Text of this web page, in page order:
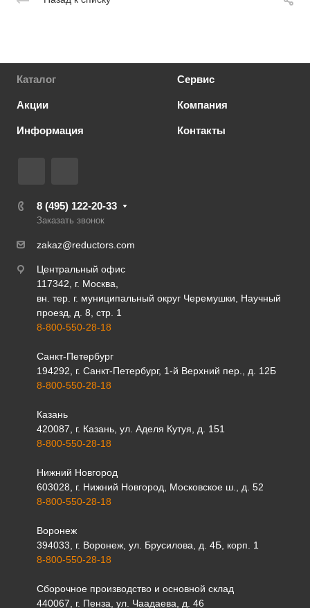
Каталог Сервис
Акции Компания
Информация Контакты
8 (495) 122-20-33
Заказать звонок
zakaz@reductors.com
Центральный офис
117342, г. Москва,
вн. тер. г. муниципальный округ Черемушки, Научный
проезд, д. 8, стр. 1
8-800-550-28-18
Санкт-Петербург
194292, г. Санкт-Петербург, 1-й Верхний пер., д. 12Б
8-800-550-28-18
Казань
420087, г. Казань, ул. Аделя Кутуя, д. 151
8-800-550-28-18
Нижний Новгород
603028, г. Нижний Новгород, Московское ш., д. 52
8-800-550-28-18
Воронеж
394033, г. Воронеж, ул. Брусилова, д. 4Б, корп. 1
8-800-550-28-18
Сборочное производство и основной склад
440067, г. Пенза, ул. Чаадаева, д. 46